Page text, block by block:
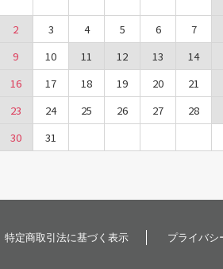
2
3 4 5 6 7
9
10 11 12 13 14
16
17 18 19 20 21
23
24 25 26 27 28
30
31
特定商取引法に基づく表示 プライバシ